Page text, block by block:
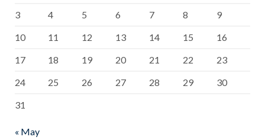
3
4 5 6 7 8
9
10
11 12 13 14 15
16
17
18 19 20 21 22
23
24
25 26 27 28 29
30
31
« May